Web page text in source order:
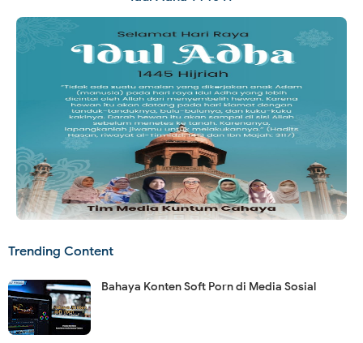
Trending Content
Bahaya Konten Soft Porn di Media Sosial